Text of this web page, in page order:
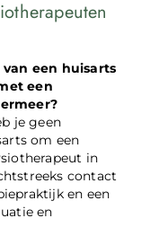
een huisarts
een
je geen
om een
in
contact
en een
en